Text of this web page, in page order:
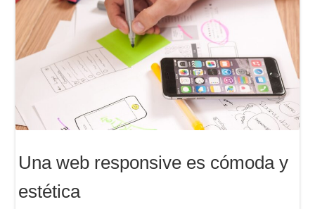
Una web responsive es cómoda y
estética